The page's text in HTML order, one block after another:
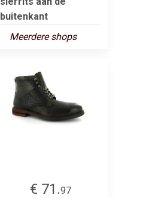
buitenkant
Meerdere shops
€ 71.97